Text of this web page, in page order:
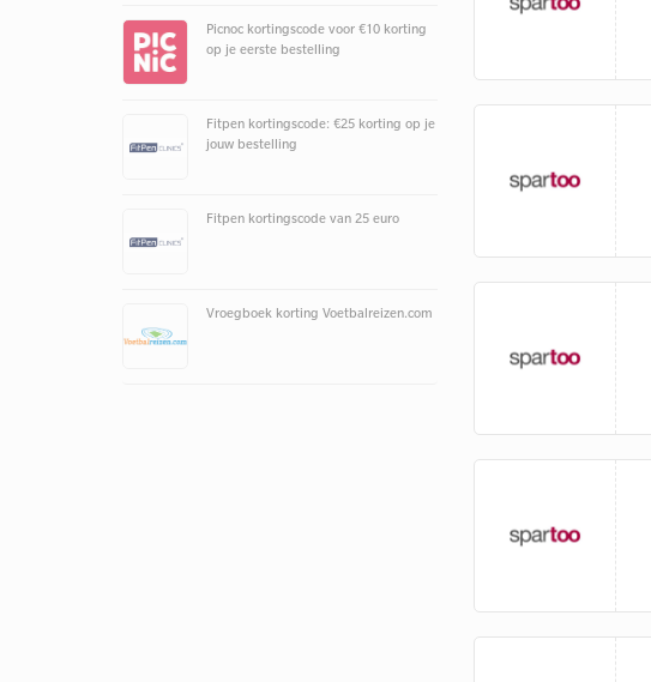
Picnoc kortingscode voor €10 korting
op je eerste bestelling
Fitpen kortingscode: €25 korting op je
jouw bestelling
Fitpen kortingscode van 25 euro
Vroegboek korting Voetbalreizen.com